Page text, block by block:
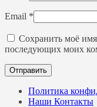
Email *
Сохранить моё
последующих моих
Политика
Наши Контакты